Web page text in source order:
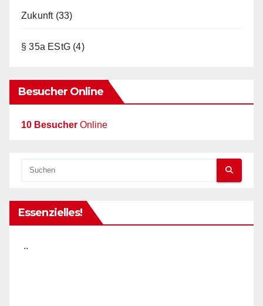
Zukunft(33)
§ 35a EStG (4)
Besucher Online
10 Besucher Online
Essenzielles!
..